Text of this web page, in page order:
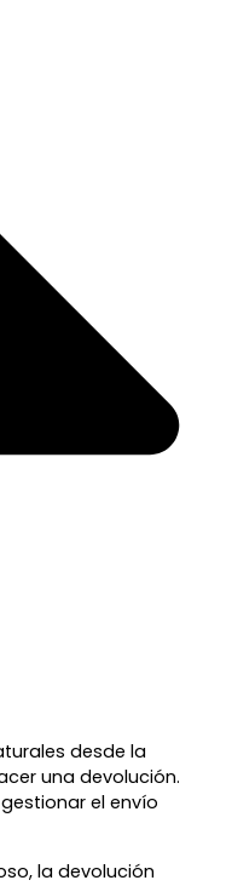
desde la
una devolución.
el envío
la devolución